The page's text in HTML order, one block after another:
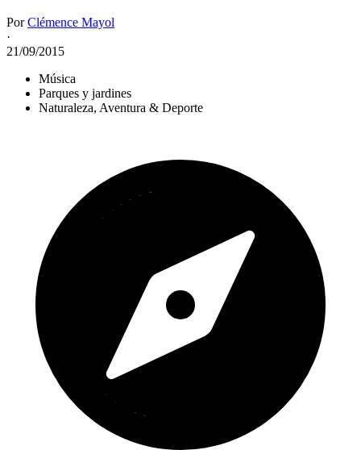
PorClémence Mayol
·
21/09/2015
Música
Parques y jardines
Naturaleza, Aventura & Deporte